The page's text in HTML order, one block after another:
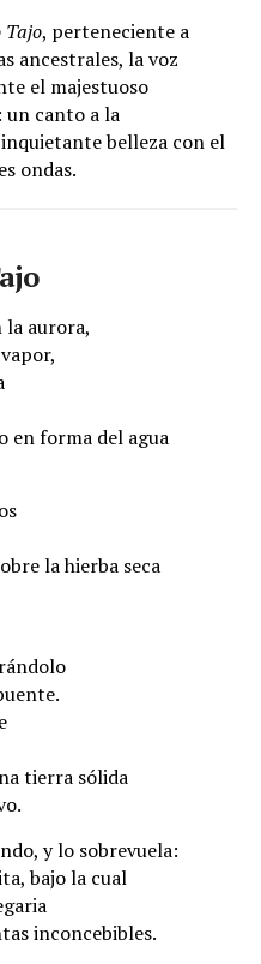
Tajo, perteneciente a
ancestrales, la voz
el majestuoso
un canto a la
belleza con el
ondas.
la aurora,
en forma del agua
la hierba seca
tierra sólida
y lo sobrevuela:
bajo la cual
inconcebibles.